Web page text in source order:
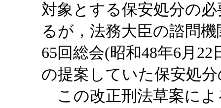
対象とする保安処分の
るが，法務大臣の諮問
65回総会(昭和48年6月
の提案していた保安処
この改正刑法草案によ